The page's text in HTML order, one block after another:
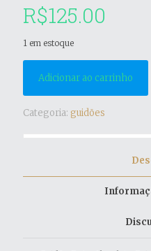
R$125.00
1 em estoque
Adicionar ao carrinho
Categoria: guidões